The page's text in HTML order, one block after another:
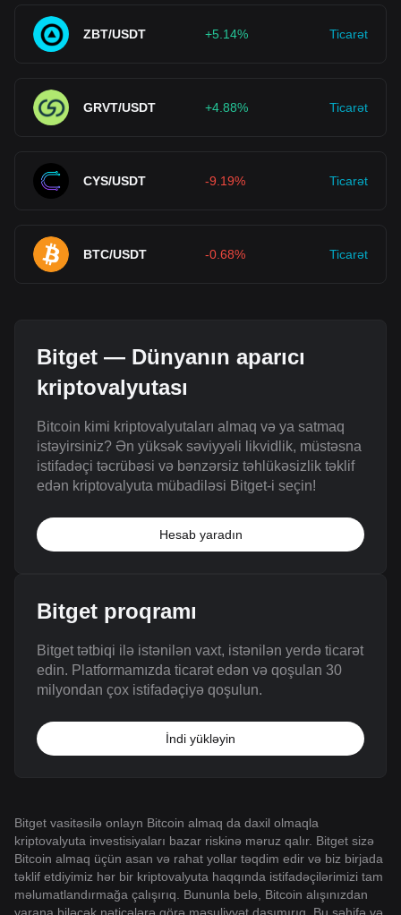
ZBT/USDT +5.14% Ticarət
GRVT/USDT +4.88% Ticarət
CYS/USDT -9.19% Ticarət
BTC/USDT -0.68% Ticarət
Bitget — Dünyanın aparıcı
kriptovalyutası
Bitcoin kimi kriptovalyutaları almaq və ya satmaq
istəyirsiniz? Ən yüksək səviyyəli likvidlik, müstəsna
istifadəçi təcrübəsi və bənzərsiz təhlükəsizlik təklif
edən kriptovalyuta mübadiləsi Bitget-i seçin!
Hesab yaradın
Bitget proqramı
Bitget tətbiqi ilə istənilən vaxt, istənilən yerdə ticarət
edin. Platformamızda ticarət edən və qoşulan 30
milyondan çox istifadəçiyə qoşulun.
İndi yükləyin
Bitget vasitəsilə onlayn Bitcoin almaq da daxil olmaqla
kriptovalyuta investisiyaları bazar riskinə məruz qalır. Bitget sizə
Bitcoin almaq üçün asan və rahat yollar təqdim edir və biz birjada
təklif etdiyimiz hər bir kriptovalyuta haqqında istifadəçilərimizi tam
məlumatlandırmağa çalışırıq. Bununla belə, Bitcoin alışınızdan